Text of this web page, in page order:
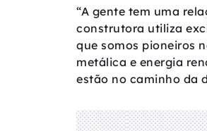
“A gente tem uma
construtora utiliza
que somos pioneiros
metálica e energia
estão no caminho da